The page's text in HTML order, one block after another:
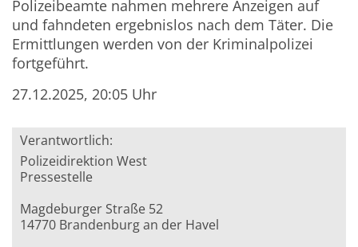
Polizeibeamte nahmen mehrere Anzeigen auf
und fahndeten ergebnislos nach dem Täter. Die
Ermittlungen werden von der Kriminalpolizei
fortgeführt.
27.12.2025, 20:05 Uhr
Verantwortlich:
Polizeidirektion West
Pressestelle
Magdeburger Straße 52
14770 Brandenburg an der Havel